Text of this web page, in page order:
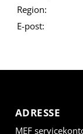
Region:
E-post:
ADRESSE
MEF